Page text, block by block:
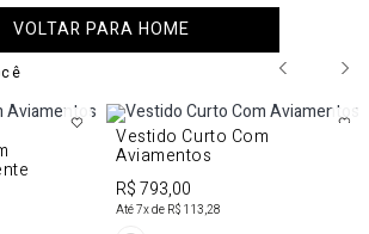
VOLTAR PARA HOME
Vestido Curto Com
Aviamentos
R$ 793,00
Até7x de R$ 113,28